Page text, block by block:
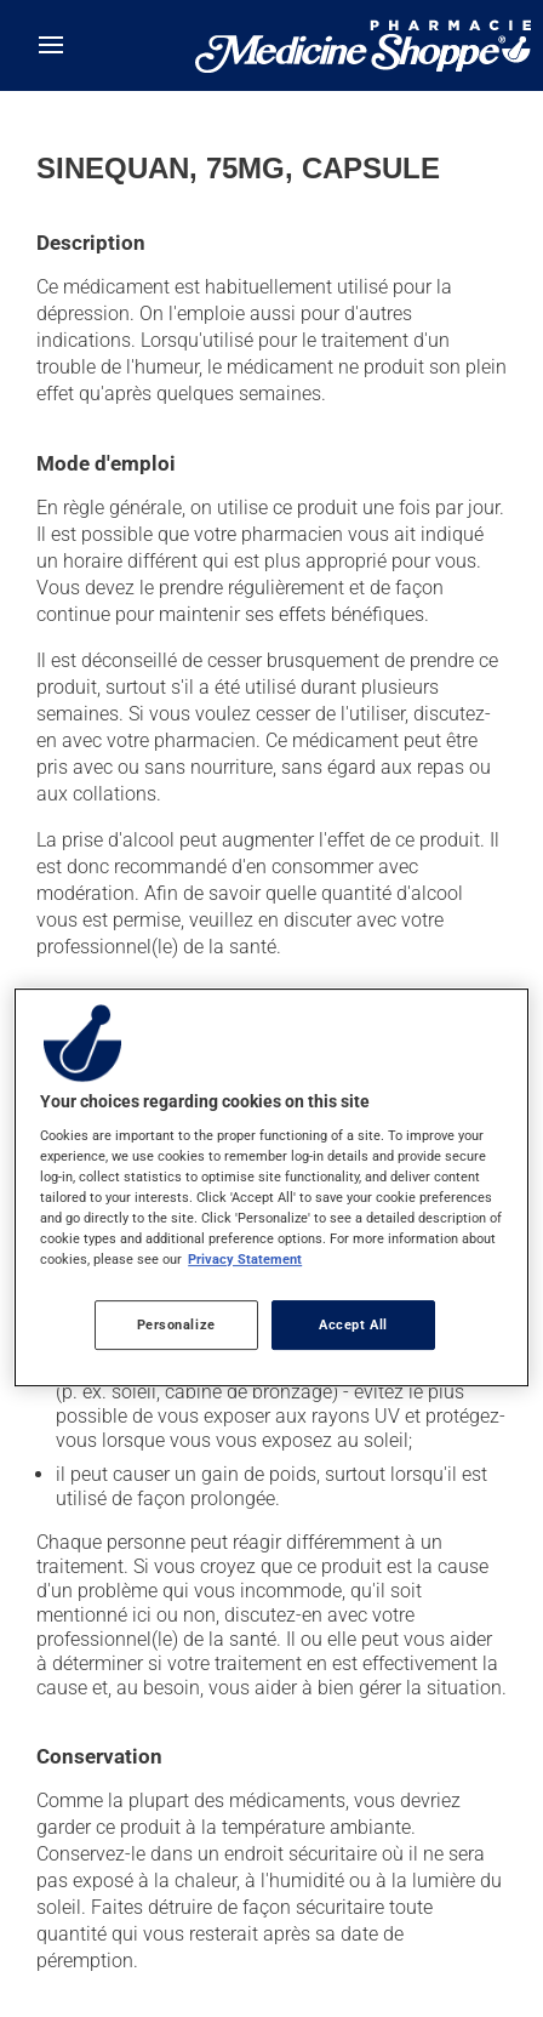
SINEQUAN, 75MG, CAPSULE
Description
Ce médicament est habituellement utilisé pour la
dépression. On l'emploie aussi pour d'autres
indications. Lorsqu'utilisé pour le traitement d'un
trouble de l'humeur, le médicament ne produit son plein
effet qu'après quelques semaines.
Mode d'emploi
En règle générale, on utilise ce produit une fois par jour.
Il est possible que votre pharmacien vous ait indiqué
un horaire différent qui est plus approprié pour vous.
Vous devez le prendre régulièrement et de façon
continue pour maintenir ses effets bénéfiques.
Il est déconseillé de cesser brusquement de prendre ce
produit, surtout s'il a été utilisé durant plusieurs
semaines. Si vous voulez cesser de l'utiliser, discutez-
en avec votre pharmacien. Ce médicament peut être
pris avec ou sans nourriture, sans égard aux repas ou
aux collations.
La prise d'alcool peut augmenter l'effet de ce produit. Il
est donc recommandé d'en consommer avec
modération. Afin de savoir quelle quantité d'alcool
vous est permise, veuillez en discuter avec votre
professionnel(le) de la santé.
Effets indésirables
En plus de ses effets recherchés, ce produit peut à
l'occasion entraîner certains effets indésirables (effets
secondaires), notamment :
il peut rendre la bouche sèche;
il peut causer des maux de tête;
il peut causer de la constipation - pour la prévenir,
buvez beaucoup, prenez plus de fibres alimentaires;
- levez-vous lentement et soyez prudent avant de
prendre le volant;
(p. ex. soleil, cabine de bronzage) - évitez le plus
possible de vous exposer aux rayons UV et protégez-
vous lorsque vous vous exposez au soleil;
il peut causer un gain de poids, surtout lorsqu'il est
utilisé de façon prolongée.
Chaque personne peut réagir différemment à un
traitement. Si vous croyez que ce produit est la cause
d'un problème qui vous incommode, qu'il soit
mentionné ici ou non, discutez-en avec votre
professionnel(le) de la santé. Il ou elle peut vous aider
à déterminer si votre traitement en est effectivement la
cause et, au besoin, vous aider à bien gérer la situation.
Conservation
Comme la plupart des médicaments, vous devriez
garder ce produit à la température ambiante.
Conservez-le dans un endroit sécuritaire où il ne sera
pas exposé à la chaleur, à l'humidité ou à la lumière du
soleil. Faites détruire de façon sécuritaire toute
quantité qui vous resterait après sa date de
péremption.
Your choices regarding cookies on this site
Cookies are important to the proper functioning of a site. To improve your
experience, we use cookies to remember log-in details and provide secure
log-in, collect statistics to optimise site functionality, and deliver content
tailored to your interests. Click 'Accept All' to save your cookie preferences
and go directly to the site. Click 'Personalize' to see a detailed description of
cookie types and additional preference options. For more information about
cookies, please see our Privacy Statement
Personalize Accept All